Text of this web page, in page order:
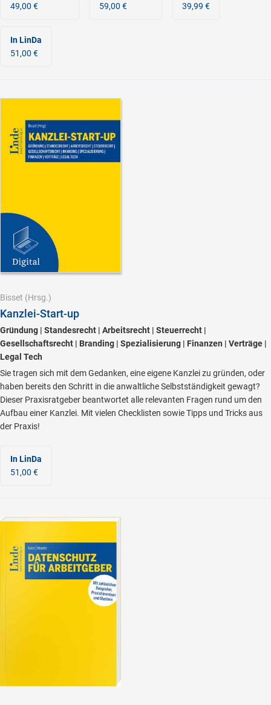
49,00 € 59,00 € 39,99 €
In LinDa
51,00 €
Bisset (Hrsg.)
Kanzlei-Start-up
Gründung | Standesrecht | Arbeitsrecht | Steuerrecht |
Gesellschaftsrecht | Branding | Spezialisierung | Finanzen | Verträge |
Legal Tech
Sie tragen sich mit dem Gedanken, eine eigene Kanzlei zu gründen, oder
haben bereits den Schritt in die anwaltliche Selbstständigkeit gewagt?
Dieser Praxisratgeber beantwortet alle relevanten Fragen rund um den
Aufbau einer Kanzlei. Mit vielen Checklisten sowie Tipps und Tricks aus
der Praxis!
In LinDa
51,00 €